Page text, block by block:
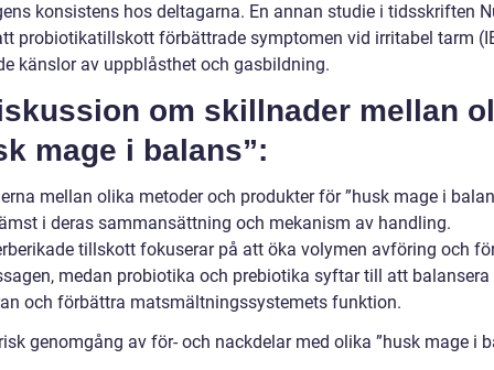
konsistens hos deltagarna. En annan studie i tidsskriften
probiotikatillskott förbättrade symptomen vid irritabel tarm
känslor av uppblåsthet och gasbildning.
om skillnader mellan
mage i balans”:
mellan olika metoder och produkter för ”husk mage i
i deras sammansättning och mekanism av handling.
tillskott fokuserar på att öka volymen avföring och
medan probiotika och prebiotika syftar till att balansera
och förbättra matsmältningssystemets funktion.
genomgång av för- och nackdelar med olika ”husk mage i